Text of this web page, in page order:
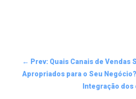
← Prev: Quais Canais de Vendas
Apropriados para o Seu Negócio?
Integração